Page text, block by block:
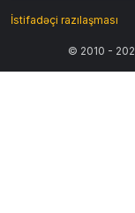
© 2010 -
İstifadəçi razılaşması